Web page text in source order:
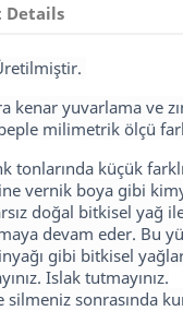
Details
kenar yuvarlama ve
milimetrik ölçü
tonlarında küçük
vernik boya gibi
doğal bitkisel yağ
devam eder. Bu
gibi bitkisel
Islak tutmayınız.
sonrasında